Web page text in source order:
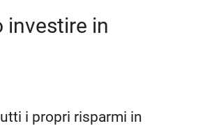
investire in
i propri risparmi in